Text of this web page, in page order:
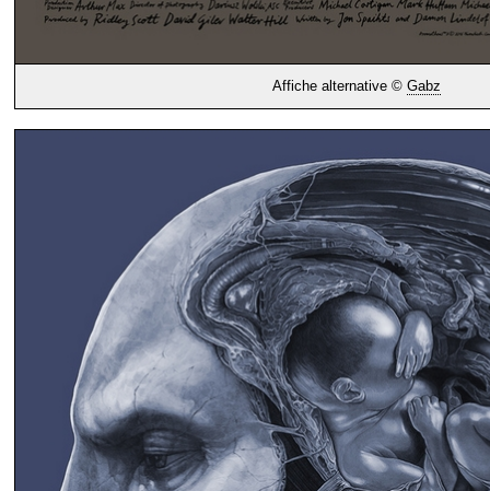
Affiche alternative © Gabz